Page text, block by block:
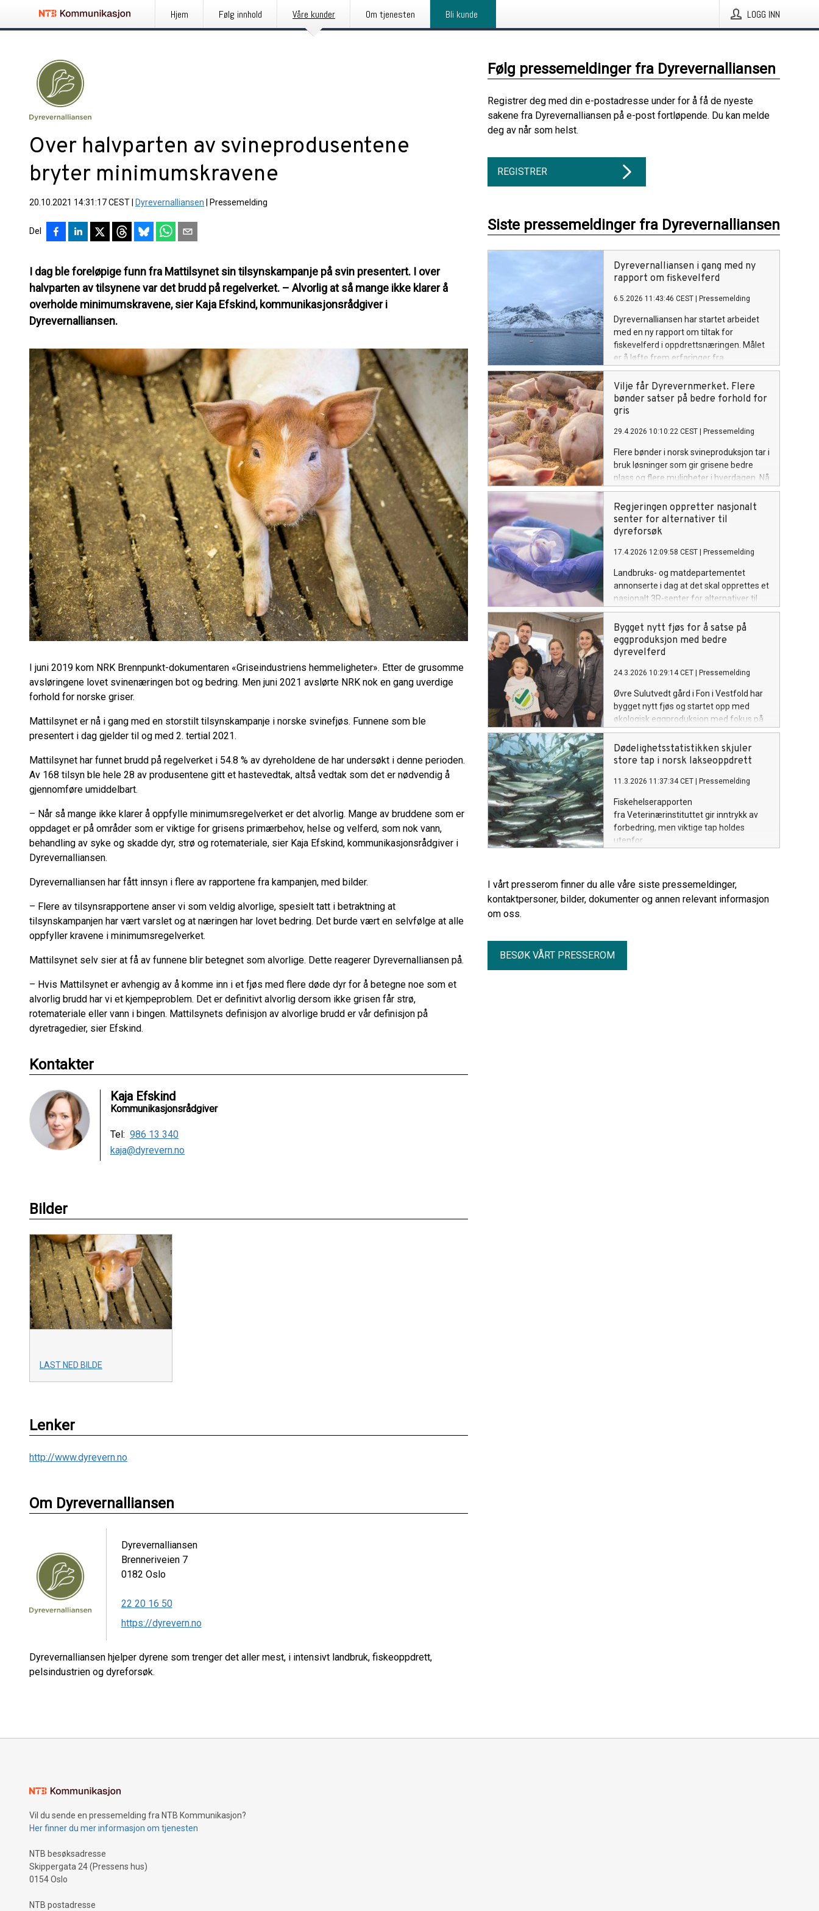
Hjem Følg innhold Våre kunder Om tjenesten Bli kunde LOGG INN
Over halvparten av svineprodusentene
bryter minimumskravene
20.10.2021 14:31:17 CEST Dyrevernalliansen Pressemelding
Del
I dag ble foreløpige funn fra Mattilsynet sin tilsynskampanje på svin presentert. I over
halvparten av tilsynene var det brudd på regelverket. – Alvorlig at så mange ikke klarer å
overholde minimumskravene, sier Kaja Efskind, kommunikasjonsrådgiver i
Dyrevernalliansen.
I juni 2019 kom NRK Brennpunkt-dokumentaren «Griseindustriens hemmeligheter». Etter de grusomme
avsløringene lovet svinenæringen bot og bedring. Men juni 2021 avslørte NRK nok en gang uverdige
forhold for norske griser.
Mattilsynet er nå i gang med en storstilt tilsynskampanje i norske svinefjøs. Funnene som ble
presentert i dag gjelder til og med 2. tertial 2021.
Mattilsynet har funnet brudd på regelverket i 54.8 % av dyreholdene de har undersøkt i denne perioden.
Av 168 tilsyn ble hele 28 av produsentene gitt et hastevedtak, altså vedtak som det er nødvendig å
gjennomføre umiddelbart.
– Når så mange ikke klarer å oppfylle minimumsregelverket er det alvorlig. Mange av bruddene som er
oppdaget er på områder som er viktige for grisens primærbehov, helse og velferd, som nok vann,
behandling av syke og skadde dyr, strø og rotemateriale, sier Kaja Efskind, kommunikasjonsrådgiver i
Dyrevernalliansen.
Dyrevernalliansen har fått innsyn i flere av rapportene fra kampanjen, med bilder.
– Flere av tilsynsrapportene anser vi som veldig alvorlige, spesielt tatt i betraktning at
tilsynskampanjen har vært varslet og at næringen har lovet bedring. Det burde vært en selvfølge at alle
oppfyller kravene i minimumsregelverket.
Mattilsynet selv sier at få av funnene blir betegnet som alvorlige. Dette reagerer Dyrevernalliansen på.
– Hvis Mattilsynet er avhengig av å komme inn i et fjøs med flere døde dyr for å betegne noe som et
alvorlig brudd har vi et kjempeproblem. Det er definitivt alvorlig dersom ikke grisen får strø,
rotemateriale eller vann i bingen. Mattilsynets definisjon av alvorlige brudd er vår definisjon på
dyretragedier, sier Efskind.
Kontakter
Kaja Efskind
Kommunikasjonsrådgiver
Tel: 986 13 340
kaja@dyrevern.no
Bilder
LAST NED BILDE
Lenker
http://www.dyrevern.no
Om Dyrevernalliansen
Dyrevernalliansen
Brenneriveien 7
0182 Oslo
22 20 16 50
https://dyrevern.no
Dyrevernalliansen hjelper dyrene som trenger det aller mest, i intensivt landbruk, fiskeoppdrett,
pelsindustrien og dyreforsøk.
Følg pressemeldinger fra Dyrevernalliansen
Registrer deg med din e-postadresse under for å få de nyeste
sakene fra Dyrevernalliansen på e-post fortløpende. Du kan melde
deg av når som helst.
REGISTRER
Siste pressemeldinger fra Dyrevernalliansen
Dyrevernalliansen i gang med ny
rapport om fiskevelferd
6.5.2026 11:43:46 CEST Pressemelding
Dyrevernalliansen har startet arbeidet
med en ny rapport om tiltak for
fiskevelferd i oppdrettsnæringen. Målet
er å løfte frem erfaringer fra
oppdrettere og anlegg som har lykkes
med tiltak som gir bedre fiskevelferd i
praksis.
Vilje får Dyrevernmerket. Flere
bønder satser på bedre forhold for
gris
29.4.2026 10:10:22 CEST Pressemelding
Flere bønder i norsk svineproduksjon tar i
bruk løsninger som gir grisene bedre
plass og flere muligheter i hverdagen. Nå
får Vilje sine produkter med gris
Dyrevernmerket, og blir tilgjengelige i
dagligvarebutikker over hele landet
Regjeringen oppretter nasjonalt
senter for alternativer til
dyreforsøk
17.4.2026 12:09:58 CEST Pressemelding
Landbruks- og matdepartementet
annonserte i dag at det skal opprettes et
nasjonalt 3R-senter for alternativer til
dyreforsøk. Dette er en milepæl etter
over 20 års arbeid fra Dyrevernalliansen
for å få et slikt senter på plass.
Bygget nytt fjøs for å satse på
eggproduksjon med bedre
dyrevelferd
24.3.2026 10:29:14 CET Pressemelding
Øvre Sulutvedt gård i Fon i Vestfold har
bygget nytt fjøs og startet opp med
økologisk eggproduksjon med fokus på
bedre dyrevelferd. Nå er gården
godkjent for Dyrevernmerket.
Dødelighetsstatistikken skjuler
store tap i norsk lakseoppdrett
11.3.2026 11:37:34 CET Pressemelding
Fiskehelserapporten
fra Veterinærinstituttet gir inntrykk av
forbedring, men viktige tap holdes
utenfor.
I vårt presserom finner du alle våre siste pressemeldinger,
kontaktpersoner, bilder, dokumenter og annen relevant informasjon
om oss.
BESØK VÅRT PRESSEROM
Vil du sende en pressemelding fra NTB Kommunikasjon?
Her finner du mer informasjon om tjenesten
NTB besøksadresse
Skippergata 24 (Pressens hus)
0154 Oslo
NTB postadresse